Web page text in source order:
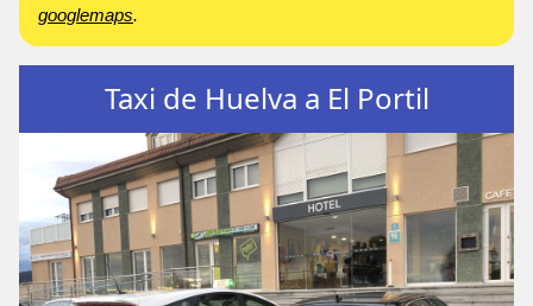
googlemaps.
Taxi de Huelva a El Portil